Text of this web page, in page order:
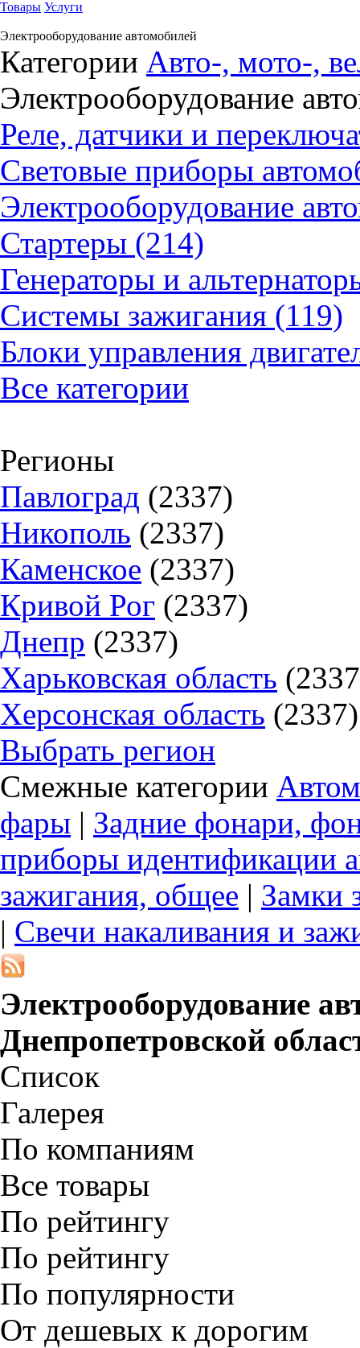
Товары Услуги
Электрооборудование автомобилей
Категории Авто-, мото-,
Электрооборудование
Реле, датчики и
Световые приборы
Электрооборудование
Стартеры (214)
Генераторы и
Системы зажигания (119)
Блоки управления
Все категории
Регионы
Павлоград (2337)
Никополь (2337)
Каменское (2337)
Кривой Рог (2337)
Днепр (2337)
Харьковская область
Херсонская область (2337)
Выбрать регион
Смежные категории
фары | Задние фонари,
приборы идентификации
зажигания, общее | Замки
| Cвечи накаливания и
Электрооборудование
Днепропетровской
Список
Галерея
По компаниям
Все товары
По рейтингу
По рейтингу
По популярности
От дешевых к дорогим